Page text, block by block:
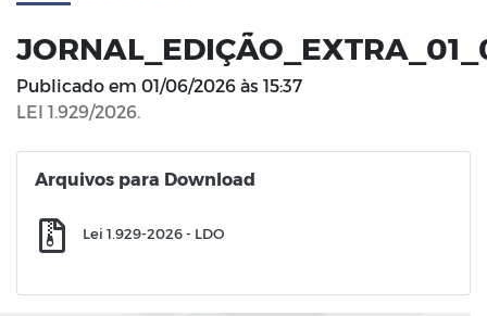
Publicado em 01/06/2026 às 15:37
LEI 1.929/2026.
Arquivos para Download
Lei 1.929-2026 - LDO